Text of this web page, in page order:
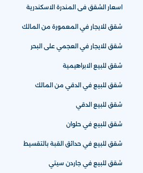
اسعار الشقق فى المندرة الاسكندرية
شقق للايجار في المعمورة من المالك
شقق للايجار في العجمي على البحر
شقق للبيع الابراهيمية
شقق للبيع في الدقي من المالك
شقق للبيع الدقي
شقق للبيع في حلوان
شقق للبيع في حدائق القبة بالتقسيط
شقق للبيع في جاردن سيتي